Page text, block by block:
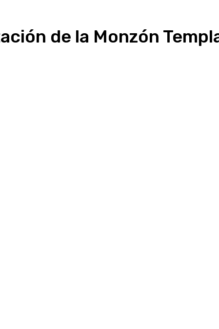
de la Monzón